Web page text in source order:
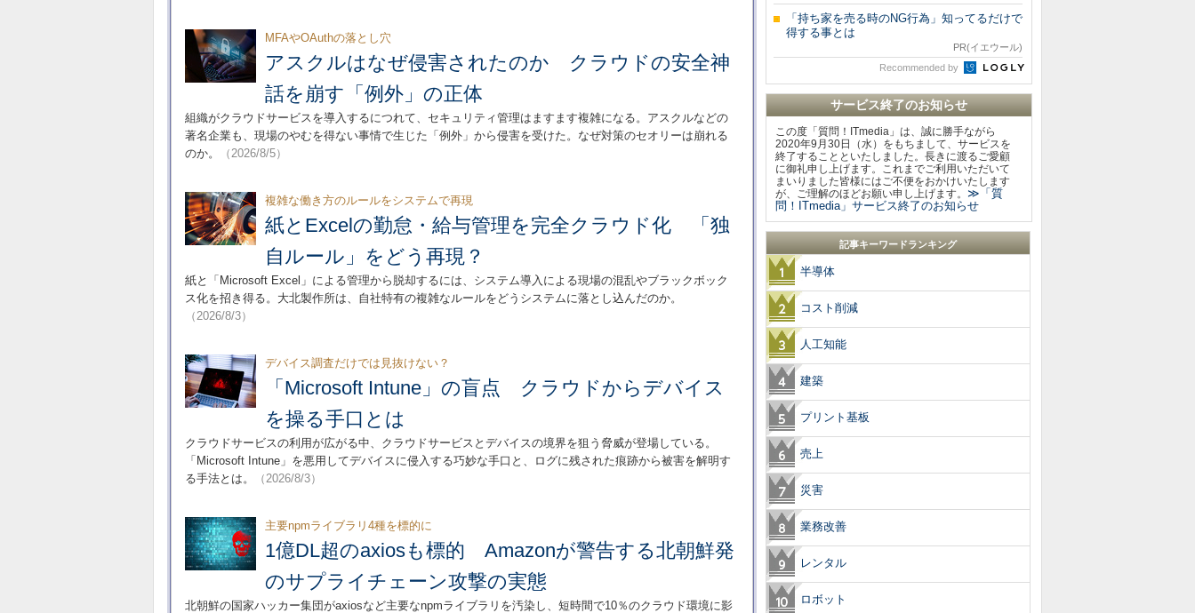
MFAやOAuthの落とし穴
アスクルはなぜ侵害されたのか クラウドの安全神
話を崩す「例外」の正体
組織がクラウドサービスを導入するにつれて、セキュリティ管理はますます複雑になる。アスクルなどの
著名企業も、現場のやむを得ない事情で生じた「例外」から侵害を受けた。なぜ対策のセオリーは崩れる
のか。
（2026/8/5）
複雑な働き方のルールをシステムで再現
紙とExcelの勤怠・給与管理を完全クラウド化 「独
自ルール」をどう再現？
紙と「Microsoft Excel」による管理から脱却するには、システム導入による現場の混乱やブラックボック
ス化を招き得る。大北製作所は、自社特有の複雑なルールをどうシステムに落とし込んだのか。
（2026/8/3）
デバイス調査だけでは見抜けない？
「Microsoft Intune」の盲点 クラウドからデバイス
を操る手口とは
クラウドサービスの利用が広がる中、クラウドサービスとデバイスの境界を狙う脅威が登場している。
「Microsoft Intune」を悪用してデバイスに侵入する巧妙な手口と、ログに残された痕跡から被害を解明す
る手法とは。
（2026/8/3）
主要npmライブラリ4種を標的に
1億DL超のaxiosも標的 Amazonが警告する北朝鮮発
のサプライチェーン攻撃の実態
北朝鮮の国家ハッカー集団がaxiosなど主要なnpmライブラリを汚染し、短時間で10％のクラウド環境に影
「持ち家を売る時のNG行為」知ってるだけで
得する事とは
PR(イエウール)
Recommended by
サービス終了のお知らせ
この度「質問！ITmedia」は、誠に勝手ながら
2020年9月30日（水）をもちまして、サービスを
終了することといたしました。長きに渡るご愛顧
に御礼申し上げます。これまでご利用いただいて
まいりました皆様にはご不便をおかけいたします
が、ご理解のほどお願い申し上げます。 ≫「質
問！ITmedia」サービス終了のお知らせ
記事キーワードランキング
半導体
コスト削減
人工知能
建築
プリント基板
売上
災害
業務改善
レンタル
ロボット